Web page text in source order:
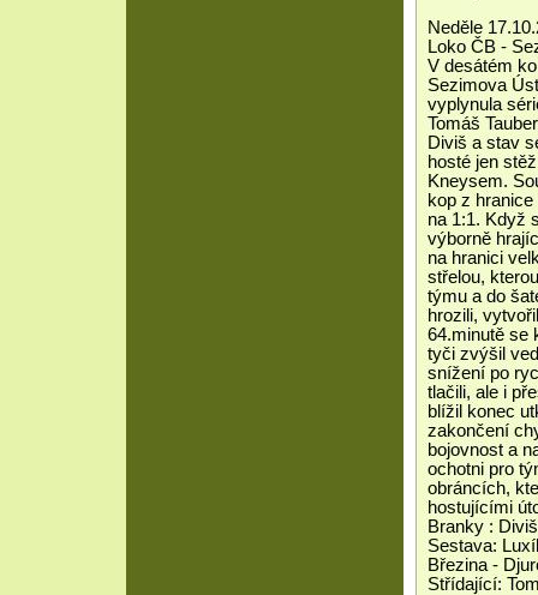
Neděle
Loko ČB -
V desátém
Sezimova
vyplynula
Tomáš
Diviš a stav
hosté jen
Kneysem.
kop z
na 1:1. Když
výborně
na hranici
střelou,
týmu a do
hrozili,
64.minutě se
tyči zvýšil
snížení po
tlačili, ale i
blížil konec
zakončení
bojovnost a
ochotni pro
obráncích,
hostujícími
Branky :
Sestava:
Březina -
Střídající: